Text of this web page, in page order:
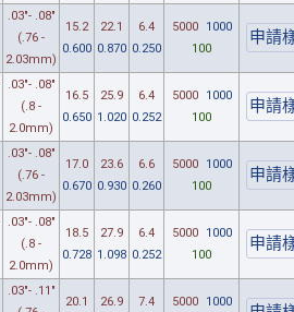
.03"- .08"
(.76 -
2.03mm)
15.2
0.600
22.1
0.870
6.4
0.250
5000
1000
100
.03"- .08"
(.8 -
2.0mm)
16.5
0.650
25.9
1.020
6.4
0.252
5000
1000
100
.03"- .08"
(.76 -
2.03mm)
17.0
0.670
23.6
0.930
6.6
0.260
5000
1000
100
.03"- .08"
(.8 -
2.0mm)
18.5
0.728
27.9
1.098
6.4
0.252
5000
1000
100
.03"- .11"
20.1
26.9
7.4
5000
1000